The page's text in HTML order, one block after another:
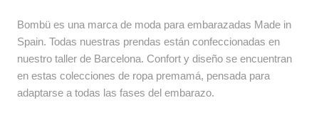
Bombü es una marca de moda para embarazadas Made in
Spain. Todas nuestras prendas están confeccionadas en
nuestro taller de Barcelona. Confort y diseño se encuentran
en estas colecciones de ropa premamá, pensada para
adaptarse a todas las fases del embarazo.